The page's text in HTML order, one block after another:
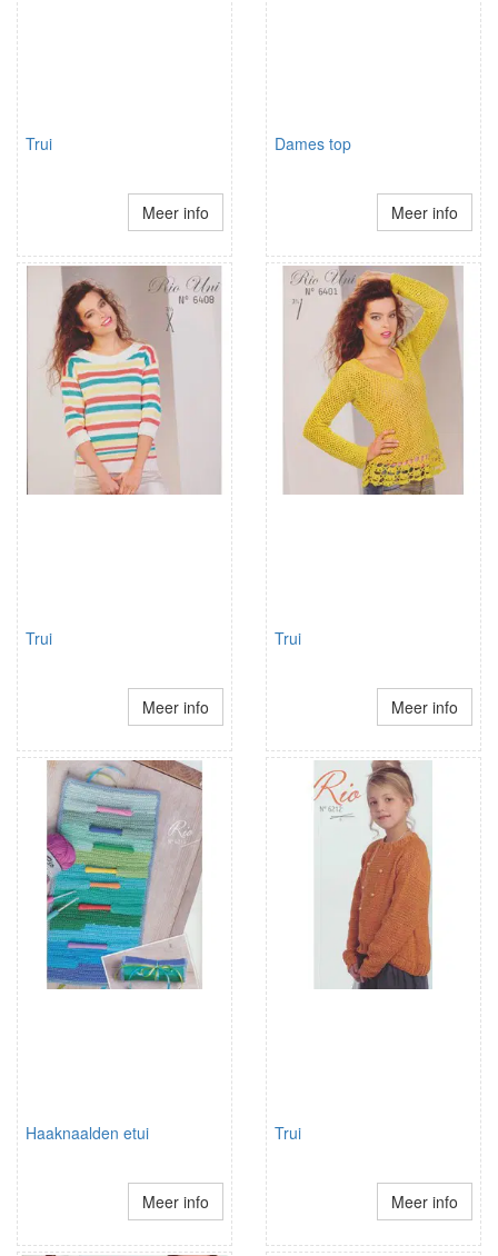
Trui
Meer info
Dames top
Meer info
Trui
Meer info
Trui
Meer info
Haaknaalden etui
Meer info
Trui
Meer info